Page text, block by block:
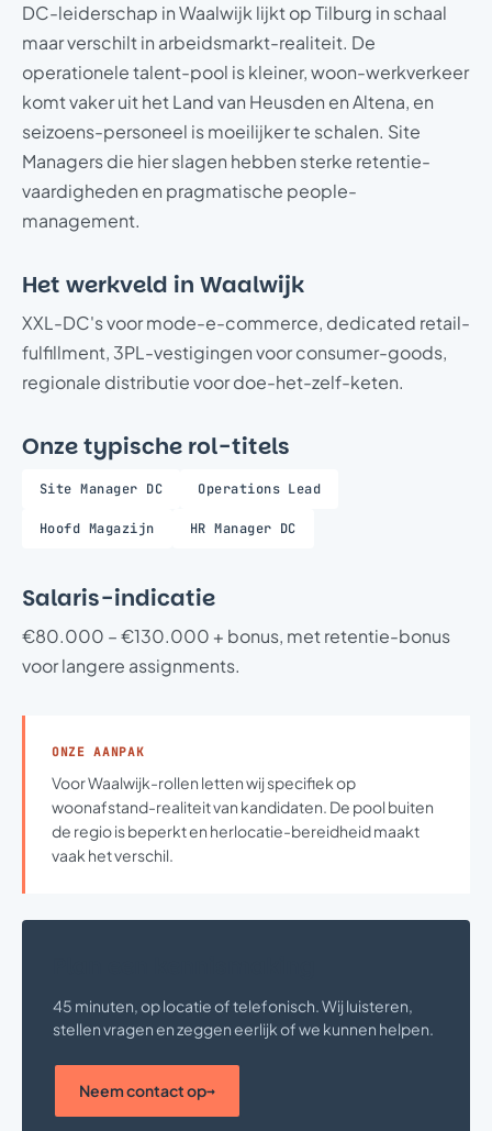
DC-leiderschap in Waalwijk lijkt op Tilburg in schaal
maar verschilt in arbeidsmarkt-realiteit. De
operationele talent-pool is kleiner, woon-werkverkeer
komt vaker uit het Land van Heusden en Altena, en
seizoens-personeel is moeilijker te schalen. Site
Managers die hier slagen hebben sterke retentie-
vaardigheden en pragmatische people-
management.
Het werkveld in Waalwijk
XXL-DC's voor mode-e-commerce, dedicated retail-
fulfillment, 3PL-vestigingen voor consumer-goods,
regionale distributie voor doe-het-zelf-keten.
Onze typische rol-titels
Site Manager DC Operations Lead
Hoofd Magazijn HR Manager DC
Salaris-indicatie
€80.000 – €130.000 + bonus, met retentie-bonus
voor langere assignments.
ONZE AANPAK
Voor Waalwijk-rollen letten wij specifiek op
woonafstand-realiteit van kandidaten. De pool buiten
de regio is beperkt en herlocatie-bereidheid maakt
vaak het verschil.
45 minuten, op locatie of telefonisch. Wij luisteren,
stellen vragen en zeggen eerlijk of we kunnen helpen.
Neem contact op→